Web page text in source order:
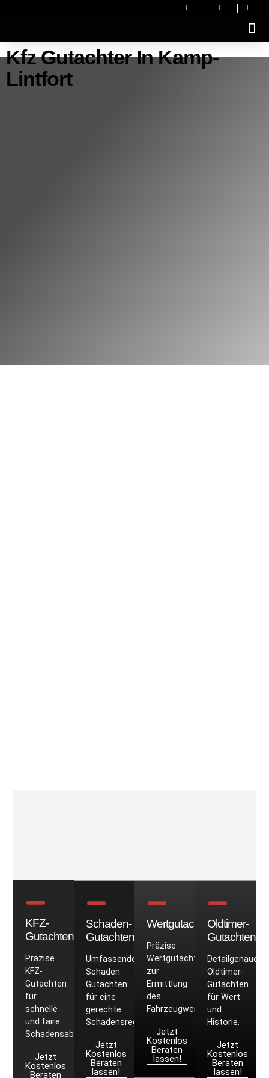
Kfz Gutachter In Kamp-
Lintfort
KFZ-
Gutachten
Präzise
KFZ-
Gutachten
für
schnelle
und faire
Schadensabwicklung.
Jetzt
Kostenlos
Beraten
Schaden-
Gutachten
Umfassende
Schaden-
Gutachten
für eine
gerechte
Schadensregulierung.
Jetzt
Kostenlos
Beraten
lassen!
Wertgutachten
Präzise
Wertgutachten
zur
Ermittlung
des
Fahrzeugwerts.
Jetzt
Kostenlos
Beraten
lassen!
Oldtimer-
Gutachten
Detailgenaue
Oldtimer-
Gutachten
für Wert
und
Historie.
Jetzt
Kostenlos
Beraten
lassen!